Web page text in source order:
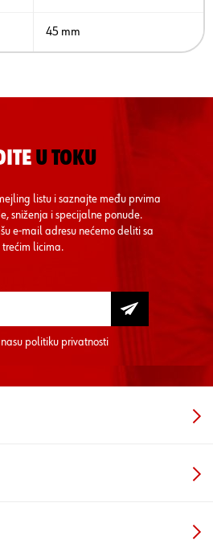
45 mm
U TOKU
listu i saznajte među prvima
sniženja i specijalne ponude.
e-mail adresu nećemo deliti sa
trećim licima.
politiku privatnosti